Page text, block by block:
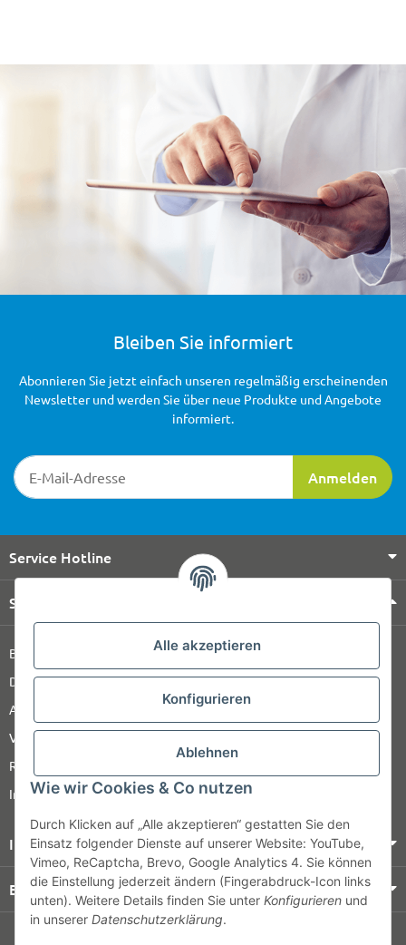
Alle akzeptieren
Konfigurieren
Ablehnen
Wie wir Cookies & Co nutzen
Durch Klicken auf „Alle akzeptieren“ gestatten Sie den
Einsatz folgender Dienste auf unserer Website: YouTube,
Vimeo, ReCaptcha, Brevo, Google Analytics 4. Sie können
die Einstellung jederzeit ändern (Fingerabdruck-Icon links
unten). Weitere Details finden Sie unter Konfigurieren und
in unserer Datenschutzerklärung.
Bleiben Sie informiert
Newsletter-Registrierung
Anmelden
Abonnieren Sie jetzt einfach unseren regelmäßig erscheinenden
Newsletter und werden Sie über neue Produkte und Angebote
informiert.
Service Hotline
Shop Service
Barrierefreiheitserklärung
Datenschutz
AGB
Versandinformationen
Retour
Impressum
Informationen
Bezahlung & Versand
© HOZ MEDI WERK